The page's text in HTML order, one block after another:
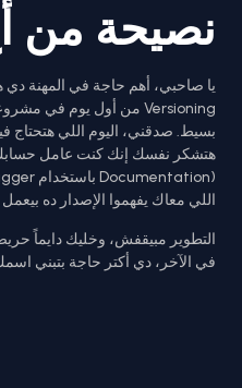
نصيحة من
يا صاحبي، أهم حاجة في المهنة دي
اللي معاك يفهموا الإصدار ده
التطوير مبيقفش، وخليك دايماً
في الآخر، دي أكتر حاجة بتبني